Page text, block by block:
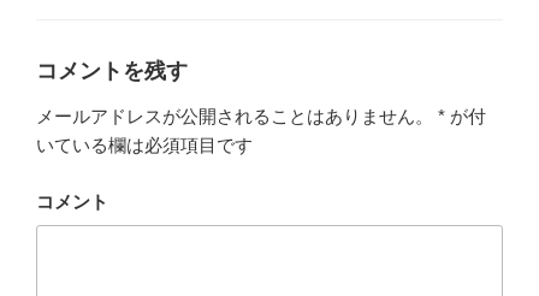
コメントを残す
メールアドレスが公開されることはありません。 * が付
いている欄は必須項目です
コメント